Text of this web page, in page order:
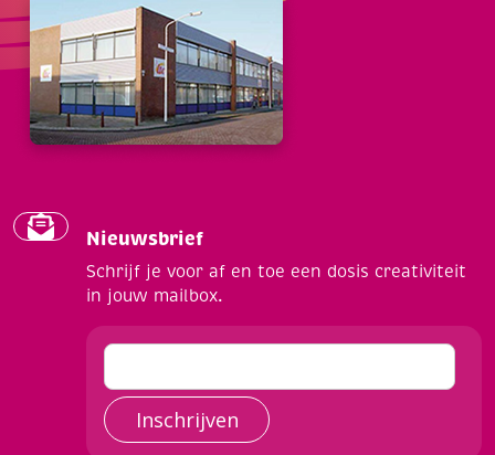
Nieuwsbrief
Schrijf je voor af en toe een dosis creativiteit
in jouw mailbox.
Inschrijven